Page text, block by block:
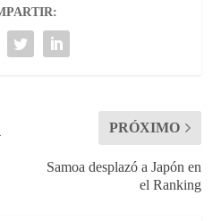
PRÓXIMO
Samoa desplazó a Japón en
el Ranking